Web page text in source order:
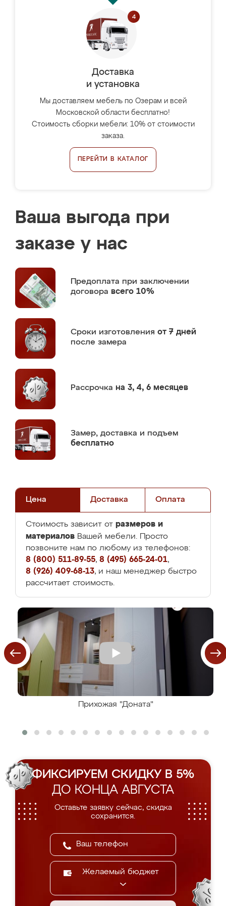
Доставка
и установка
Мы доставляем мебель по Озерам и всей
Московской области бесплатно!
Стоимость сборки мебели: 10% от стоимости
заказа.
ПЕРЕЙТИ В КАТАЛОГ
Ваша выгода при
заказе у нас
Предоплата при заключении
договора всего 10%
Сроки изготовления от 7 дней
после замера
Рассрочка на 3, 4, 6 месяцев
Замер, доставка и подъем
бесплатно
Цена Доставка Оплата
Стоимость зависит от размеров и
материалов Вашей мебели. Просто
позвоните нам по любому из телефонов:
8 (800) 511-89-55, 8 (495) 665-24-01,
8 (926) 409-68-13, и наш менеджер быстро
рассчитает стоимость.
Прихожая "Доната"
ФИКСИРУЕМ СКИДКУ В 5%
ДО КОНЦА АВГУСТА
Оставьте заявку сейчас, скидка
сохранится.
Желаемый бюджет